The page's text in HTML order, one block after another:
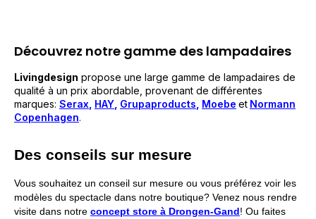
Découvrez notre gamme des lampadaires
Livingdesign propose une large gamme de lampadaires de
qualité à un prix abordable, provenant de différentes
marques: Serax HAY Grupaproducts Moebe et Normann
Copenhagen.
Des conseils sur mesure
Vous souhaitez un conseil sur mesure ou vous préférez voir les
modèles du spectacle dans notre boutique? Venez nous rendre
visite dans notre concept store à Drongen-Gand! Ou faites